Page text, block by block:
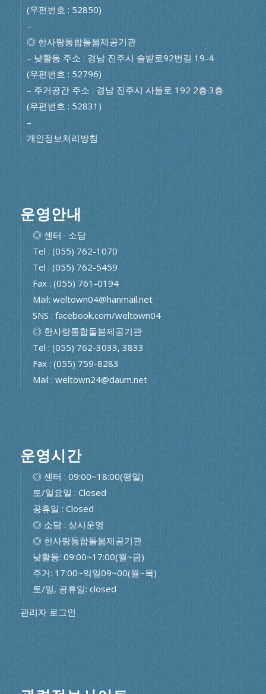
(우편번호 : 52850)
–
◎ 한사랑통합돌봄제공기관
– 낮활동 주소 : 경남 진주시 솔밭로92번길 19-4
(우편번호 : 52796)
– 주거공간 주소 : 경남 진주시 사들로 192 2층·3층
(우편번호 : 52831)
–
개인정보처리방침
운영안내
◎ 센터 · 소담
Tel : (055) 762-1070
Tel : (055) 762-5459
Fax : (055) 761-0194
Mail: weltown04@hanmail.net
SNS : facebook.com/weltown04
◎ 한사랑통합돌봄제공기관
Tel : (055) 762-3033, 3833
Fax : (055) 759-8283
Mail : weltown24@daum.net
운영시간
◎ 센터 : 09:00~18:00(평일)
토/일요일 : Closed
공휴일 : Closed
◎ 소담 : 상시운영
◎ 한사랑통합돌봄제공기관
낮활동: 09:00~17:00(월~금)
주거: 17:00~익일09~00(월~목)
토/일, 공휴일: closed
관리자 로그인